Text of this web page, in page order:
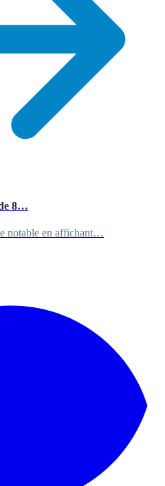
8…
notable en affichant…